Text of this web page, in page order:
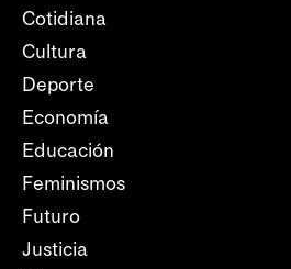
Cotidiana
Cultura
Deporte
Economía
Educación
Feminismos
Futuro
Justicia